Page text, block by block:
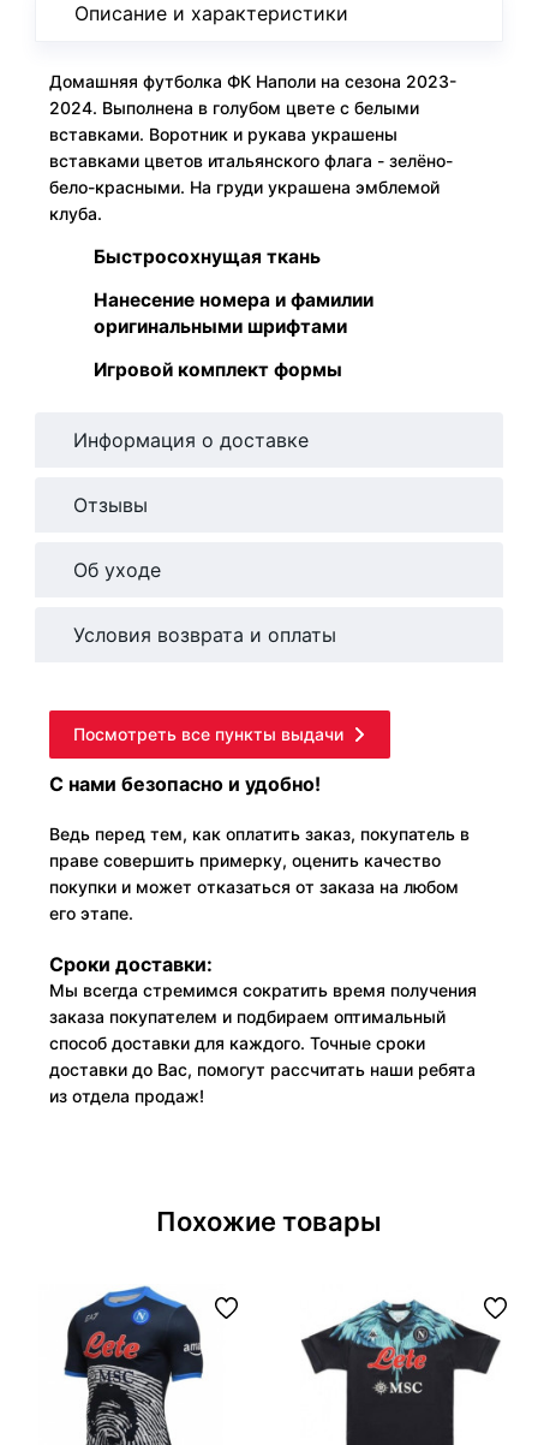
Описание и характеристики
Домашняя футболка ФК Наполи на сезона 2023-
2024. Выполнена в голубом цвете с белыми
вставками. Воротник и рукава украшены
вставками цветов итальянского флага - зелёно-
бело-красными. На груди украшена эмблемой
клуба.
Быстросохнущая ткань
Нанесение номера и фамилии
оригинальными шрифтами
Игровой комплект формы
Информация о доставке
Отзывы
Об уходе
Условия возврата и оплаты
Посмотреть все пункты выдачи
С нами безопасно и удобно!
Ведь перед тем, как оплатить заказ, покупатель в
праве совершить примерку, оценить качество
покупки и может отказаться от заказа на любом
его этапе.
Сроки доставки:
Мы всегда стремимся сократить время получения
заказа покупателем и подбираем оптимальный
способ доставки для каждого. Точные сроки
доставки до Вас, помогут рассчитать наши ребята
из отдела продаж!
Похожие товары